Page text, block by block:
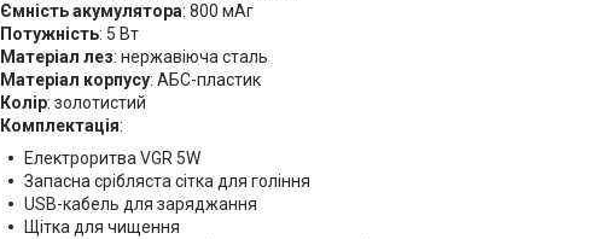
Ємність акумулятора: 800 мАг
Потужність: 5 Вт
Матеріал лез: нержавіюча сталь
Матеріал корпусу: АБС-пластик
Колір: золотистий
Комплектація:
Електроритва VGR 5W
Запасна срібляста сітка для гоління
USB-кабель для заряджання
Щітка для чищення